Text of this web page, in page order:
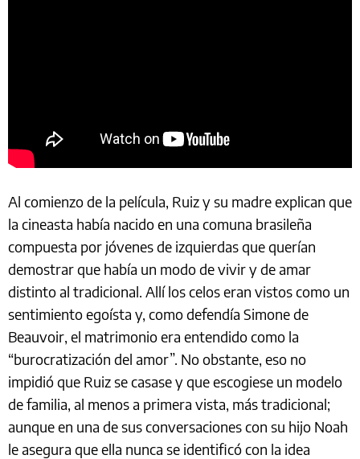
Al comienzo de la película, Ruiz y su madre explican que
la cineasta había nacido en una comuna brasileña
compuesta por jóvenes de izquierdas que querían
demostrar que había un modo de vivir y de amar
distinto al tradicional. Allí los celos eran vistos como un
sentimiento egoísta y, como defendía Simone de
Beauvoir, el matrimonio era entendido como la
“burocratización del amor”. No obstante, eso no
impidió que Ruiz se casase y que escogiese un modelo
de familia, al menos a primera vista, más tradicional;
aunque en una de sus conversaciones con su hijo Noah
le asegura que ella nunca se identificó con la idea